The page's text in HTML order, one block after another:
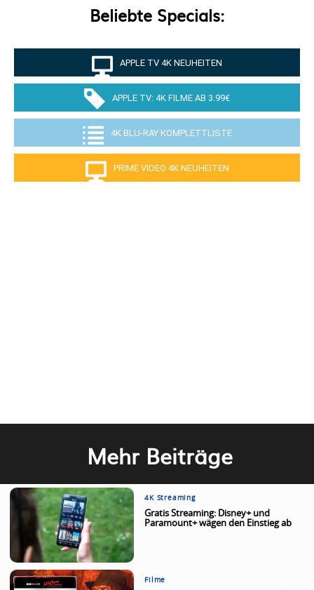
Beliebte Specials:
APPLE TV 4K NEUHEITEN
APPLE TV: 4K FILME AB 3.99€
4K BLU-RAY KOMPLETTLISTE
PRIME VIDEO 4K NEUHEITEN
Mehr Beiträge
4K Streaming
Gratis Streaming: Disney+ und
Paramount+ wägen den Einstieg ab
Filme